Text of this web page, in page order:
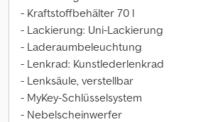
- Kraftstoffbehälter 70 l
- Lackierung: Uni-Lackierung
- Laderaumbeleuchtung
- Lenkrad: Kunstlederlenkrad
- Lenksäule, verstellbar
- MyKey-Schlüsselsystem
- Nebelscheinwerfer